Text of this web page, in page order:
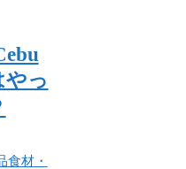
やっ
食材・